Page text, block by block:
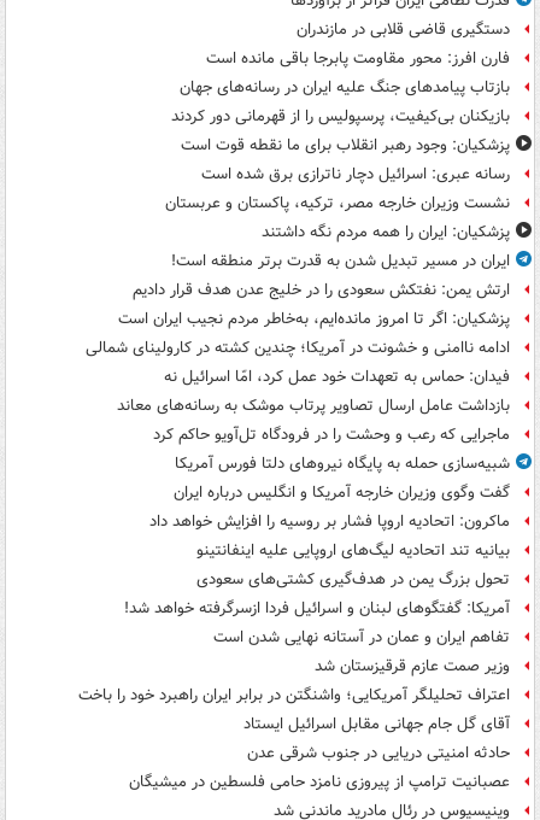
دستگیری قاضی قلابی در مازندران
فارن افرز: محور مقاومت پابرجا باقی مانده است
بازتاب پیامدهای جنگ علیه ایران در رسانه‌های جهان
بازیکنان بی‌کیفیت، پرسپولیس را از قهرمانی دور کردند
پزشکیان: وجود رهبر انقلاب برای ما نقطه قوت است
رسانه عبری: اسرائیل دچار ناترازی برق شده است
نشست وزیران خارجه مصر، ترکیه، پاکستان و عربستان
پزشکیان: ایران را همه مردم نگه داشتند
ایران در مسیر تبدیل شدن به قدرت برتر منطقه است!
ارتش یمن: نفتکش سعودی را در خلیج عدن هدف قرار دادیم
پزشکیان: اگر تا امروز مانده‌ایم، به‌خاطر مردم نجیب ایران است
ادامه ناامنی و خشونت در آمریکا؛ چندین کشته در کارولینای شمالی
فیدان: حماس به تعهدات خود عمل کرد، امّا اسرائیل نه
بازداشت عامل ارسال تصاویر پرتاب موشک به رسانه‌های معاند
ماجرایی که رعب و وحشت را در فرودگاه تل‌آویو حاکم کرد
شبیه‌سازی حمله به پایگاه نیروهای دلتا فورس آمریکا
گفت وگوی وزیران خارجه آمریکا و انگلیس درباره ایران
ماکرون: اتحادیه اروپا فشار بر روسیه را افزایش خواهد داد
بیانیه تند اتحادیه لیگ‌های اروپایی علیه اینفانتینو
تحول بزرگ یمن در هدف‌گیری کشتی‌های سعودی
آمریکا: گفتگوهای لبنان و اسرائیل فردا ازسرگرفته خواهد شد!
تفاهم ایران و عمان در آستانه نهایی شدن است
وزیر صمت عازم قرقیزستان شد
اعتراف تحلیلگر آمریکایی؛ واشنگتن در برابر ایران راهبرد خود را باخت
آقای گل جام جهانی مقابل اسرائیل ایستاد
حادثه امنیتی دریایی در جنوب شرقی عدن
عصبانیت ترامپ از پیروزی نامزد حامی فلسطین در میشیگان
وینیسیوس در رئال مادرید ماندنی شد